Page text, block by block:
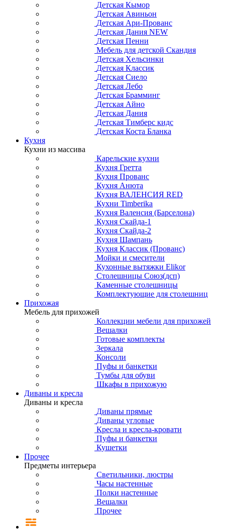
Детская Кымор
Детская Авиньон
Детская Ари-Прованс
Детская Дания NEW
Детская Пенни
Мебель для детской Скандия
Детская Хельсинки
Детская Классик
Детская Сиело
Детская Лебо
Детская Брамминг
Детская Айно
Детская Дания
Детская Тимберс кидс
Детская Коста Бланка
Кухня
Кухни из массива
Карельские кухни
Кухня Гретта
Кухня Прованс
Кухня Анюта
Кухня ВАЛЕНСИЯ RED
Кухни Timberika
Кухня Валенсия (Барселона)
Кухня Скайда-1
Кухня Скайда-2
Кухня Шампань
Кухня Классик (Прованс)
Мойки и смесители
Кухонные вытяжки Elikor
Столешницы Союз(дсп)
Каменные столешницы
Комплектующие для столешниц
Прихожая
Мебель для прихожей
Коллекции мебели для прихожей
Вешалки
Готовые комплекты
Зеркала
Консоли
Пуфы и банкетки
Тумбы для обуви
Шкафы в прихожую
Диваны и кресла
Диваны и кресла
Диваны прямые
Диваны угловые
Кресла и кресла-кровати
Пуфы и банкетки
Кушетки
Прочее
Предметы интерьера
Светильники, люстры
Часы настенные
Полки настенные
Вешалки
Прочее